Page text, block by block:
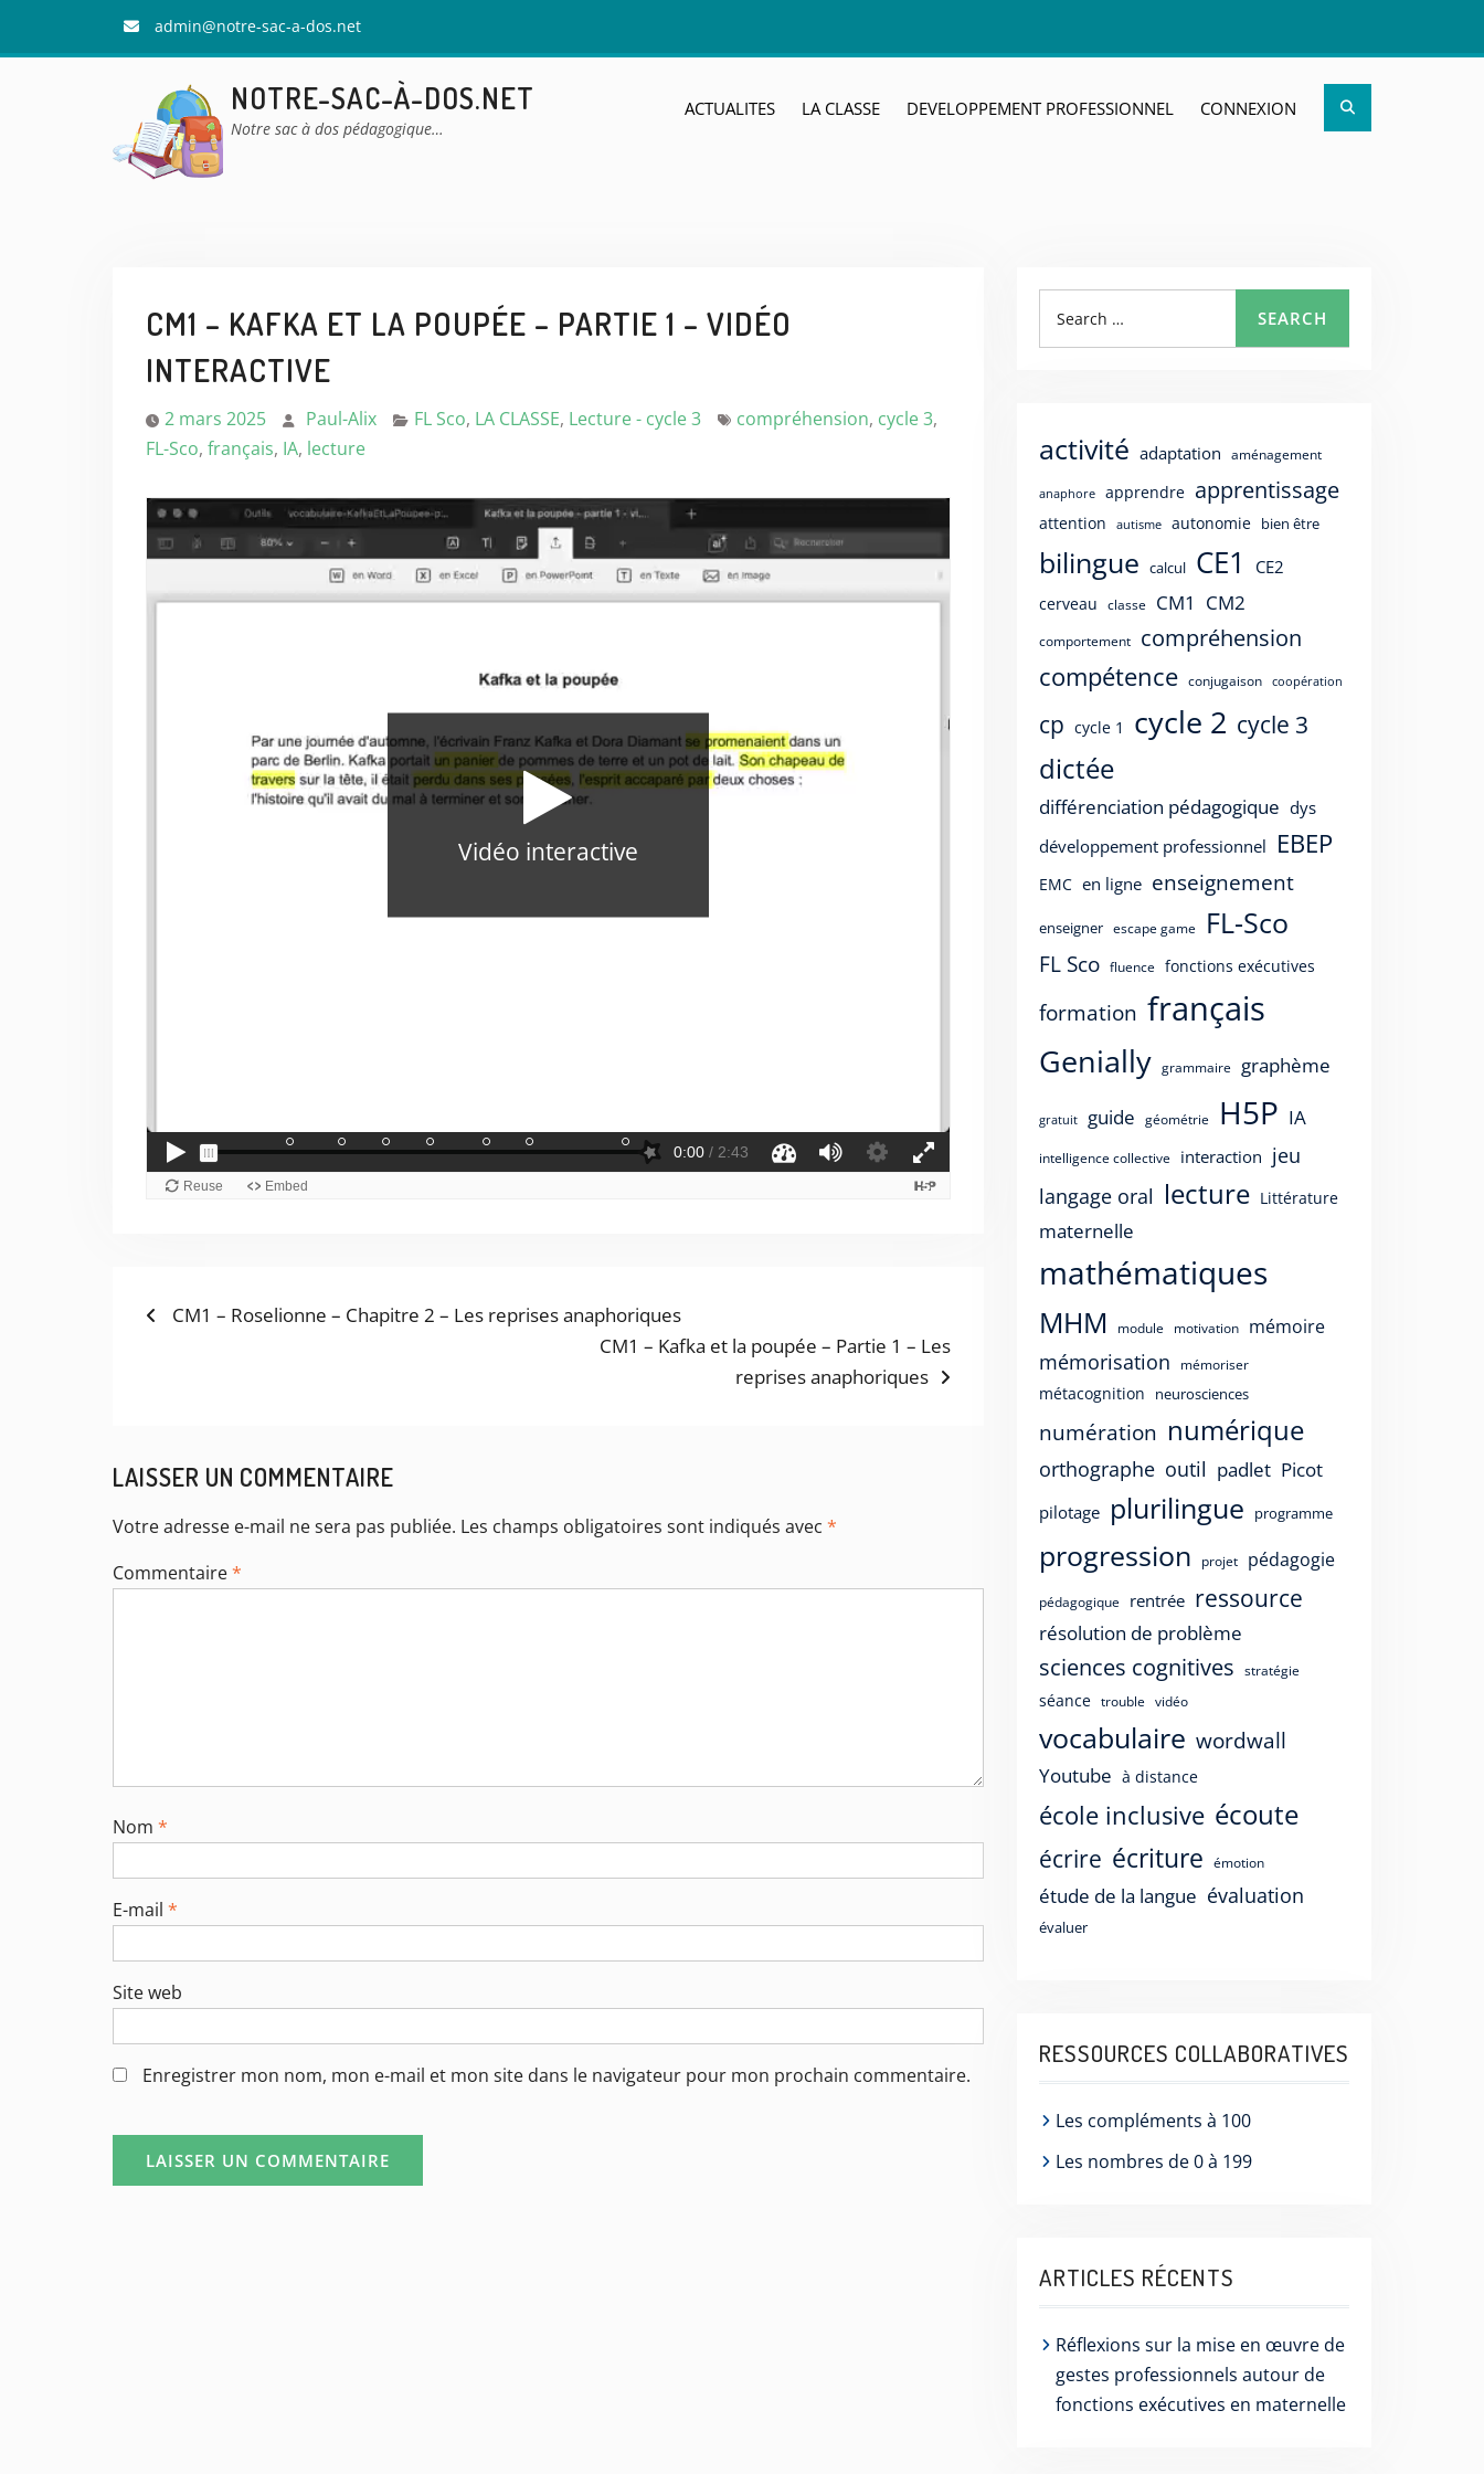
admin@notre-sac-a-dos.net
NOTRE-SAC-À-DOS.NET
Notre sac à dos pédagogique…
ACTUALITES LA CLASSE DEVELOPPEMENT PROFESSIONNEL CONNEXION
CM1 – KAFKA ET LA POUPÉE – PARTIE 1 – VIDÉO
INTERACTIVE
2 mars 2025 Paul-Alix FL Sco, LA CLASSE, Lecture - cycle 3 compréhension, cycle 3,
FL-Sco, français, IA, lecture
NAVIGATION
Previous
CM1 – Roselionne – Chapitre 2 – Les reprises anaphoriques
Next
CM1 – Kafka et la poupée – Partie 1 – Les
reprises anaphoriques
LAISSER UN COMMENTAIRE
Votre adresse e-mail ne sera pas publiée. Les champs obligatoires sont indiqués avec *
Commentaire*
Nom *
E-mail *
Site web
Enregistrer mon nom, mon e-mail et mon site dans le navigateur pour mon prochain commentaire.
for:
SEARCH
activité adaptation aménagement
anaphore apprendre apprentissage
attention autisme autonomie bien être
bilingue calcul CE1 CE2
cerveau classe CM1 CM2
comportement compréhension
compétence conjugaison coopération
cp cycle 1 cycle 2 cycle 3
dictée
différenciation pédagogique dys
développement professionnel EBEP
EMC en ligne enseignement
enseigner escape game FL-Sco
FL Sco fluence fonctions exécutives
formation français
Genially grammaire graphème
gratuit guide géométrie H5P IA
intelligence collective interaction jeu
langage oral lecture Littérature
maternelle
mathématiques
MHM module motivation mémoire
mémorisation mémoriser
métacognition neurosciences
numération numérique
orthographe outil padlet Picot
pilotage plurilingue programme
progression projet pédagogie
pédagogique rentrée ressource
résolution de problème
sciences cognitives stratégie
séance trouble vidéo
vocabulaire wordwall
Youtube à distance
école inclusive écoute
écrire écriture émotion
étude de la langue évaluation
évaluer
RESSOURCES COLLABORATIVES
Les compléments à 100
Les nombres de 0 à 199
ARTICLES RÉCENTS
Réflexions sur la mise en œuvre de
gestes professionnels autour de
fonctions exécutives en maternelle